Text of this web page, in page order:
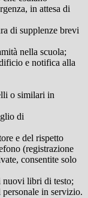
in attesa di
di supplenze brevi
nella scuola;
e notifica alla
o similari in
di
e del rispetto
(registrazione
consentite solo
nuovi libri di testo;
in servizio.